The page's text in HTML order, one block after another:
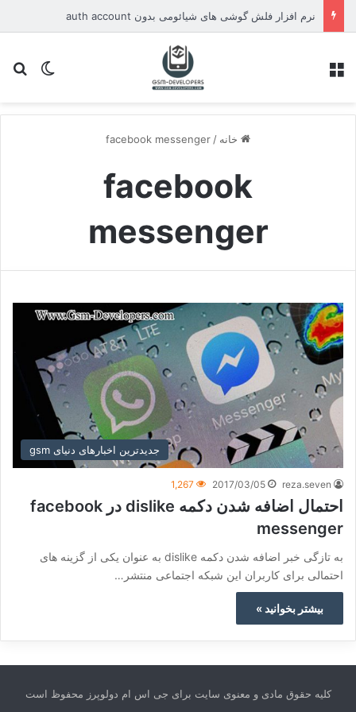
نرم افزار فلش گوشی های شیائومی بدون auth account
تغییر
خانه /
facebook messenger
facebook
messenger
جدیدترین اخبارهای دنیای gsm
reza.seven
2017/03/05
1,267
احتمال اضافه شدن دکمه dislike در facebook
messenger
به تازگی خبر اضافه شدن دکمه dislike به عنوان یکی از گزینه‌ های
احتمالی برای کاربران این شبکه اجتماعی منتشر…
بیشتر بخوانید »
کلیه حقوق مادی و معنوی سایت برای جی اس ام دولوپرز محفوظ است